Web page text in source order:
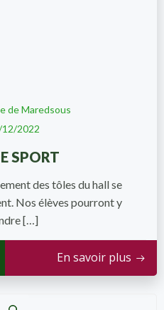
de Maredsous
12/2022
SPORT
des tôles du hall se
Nos élèves pourront y
[…]
En savoir plus